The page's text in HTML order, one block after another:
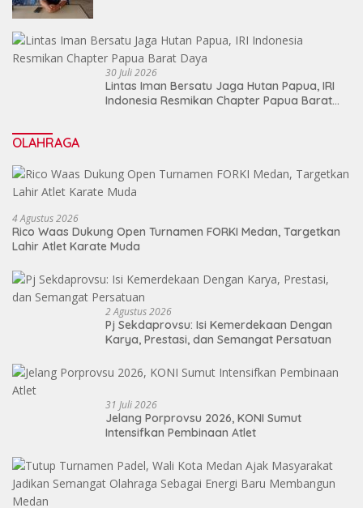
30 Juli 2026
Lintas Iman Bersatu Jaga Hutan Papua, IRI
Indonesia Resmikan Chapter Papua Barat
OLAHRAGA
4 Agustus 2026
Rico Waas Dukung Open Turnamen FORKI Medan, Targetkan
Lahir Atlet Karate Muda
2 Agustus 2026
Pj Sekdaprovsu: Isi Kemerdekaan Dengan
Karya, Prestasi, dan Semangat Persatuan
31 Juli 2026
Jelang Porprovsu 2026, KONI Sumut
Intensifkan Pembinaan Atlet